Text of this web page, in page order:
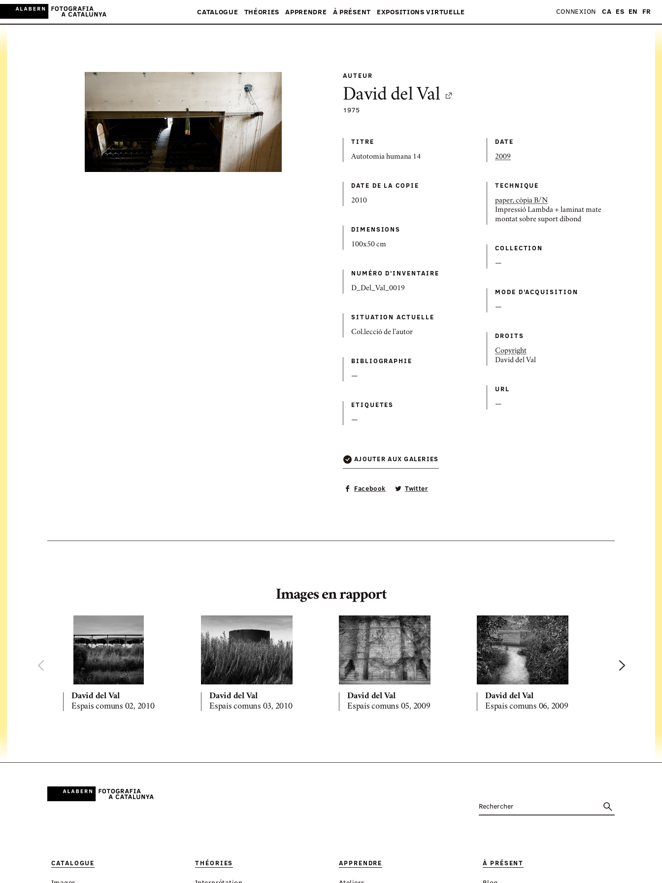
CATALOGUE THÉORIES APPRENDRE À PRÉSENT EXPOSITIONS VIRTUELLE CONNEXION CA ES EN FR
AUTEUR
David del Val
1975
TITRE
Autotomia humana 14
DATE
2009
DATE DE LA COPIE
2010
TECHNIQUE
paper, còpia B/N
Impressió Lambda + laminat mate
montat sobre suport dibond
DIMENSIONS
100x50 cm COLLECTION
—
NUMÉRO D'INVENTAIRE
D_Del_Val_0019 MODE D'ACQUISITION
—
SITUATION ACTUELLE
Col.lecció de l'autor DROITS
Copyright
David del Val
BIBLIOGRAPHIE
—
URL
—
ETIQUETES
—
AJOUTER AUX GALERIES
Facebook Twitter
Images en rapport
David del Val
Espais comuns 02, 2010
David del Val
Espais comuns 03, 2010
David del Val
Espais comuns 05, 2009
David del Val
Espais comuns 06, 2009
CATALOGUE THÉORIES APPRENDRE À PRÉSENT